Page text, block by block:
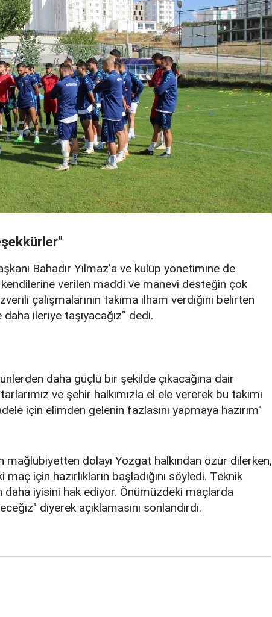
Bahadır Yılmaz’a ve kulüp yönetimine de
verilen maddi ve manevi desteğin çok
çalışmalarının takıma ilham verdiğini belirten
ileriye taşıyacağız” dedi.
daha güçlü bir şekilde çıkacağına dair
ve şehir halkımızla el ele vererek bu takımı
için elimden gelenin fazlasını yapmaya hazırım"
mağlubiyetten dolayı Yozgat halkından özür dilerken,
için hazırlıkların başladığını söyledi. Teknik
iyisini hak ediyor. Önümüzdeki maçlarda
diyerek açıklamasını sonlandırdı.